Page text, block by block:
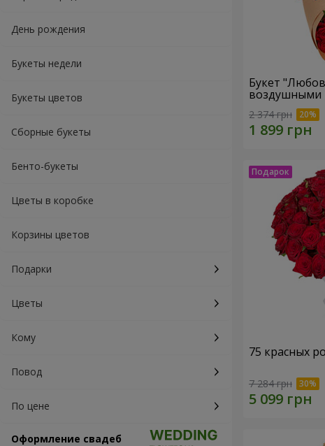
День рождения
Букеты недели
Букеты цветов
Сборные букеты
Бенто-букеты
Цветы в коробке
Корзины цветов
Подарки
Цветы
Кому
Повод
По цене
Оформление свадеб
Букет
2 374 грн
75 красных
7 284 грн